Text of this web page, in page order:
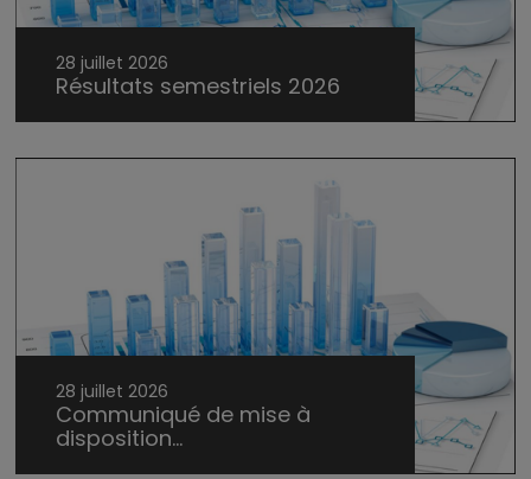
28 juillet 2026
Résultats semestriels 2026
28 juillet 2026
Communiqué de mise à
disposition...